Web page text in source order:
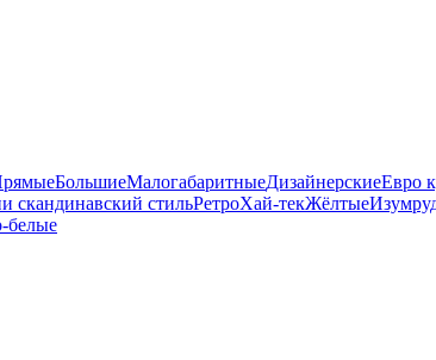
БольшиеМалогабаритныеДизайнерскиеЕвро
скандинавский стильРетроХай-текЖёлтые
белые